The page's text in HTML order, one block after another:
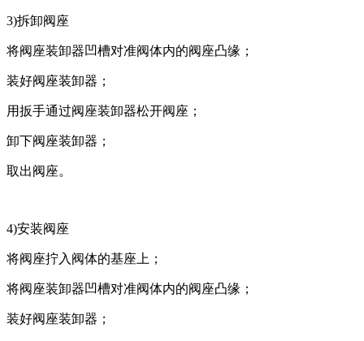
3)拆卸阀座
将阀座装卸器凹槽对准阀体内的阀座凸缘；
装好阀座装卸器；
用扳手通过阀座装卸器松开阀座；
卸下阀座装卸器；
取出阀座。
4)安装阀座
将阀座拧入阀体的基座上；
将阀座装卸器凹槽对准阀体内的阀座凸缘；
装好阀座装卸器；